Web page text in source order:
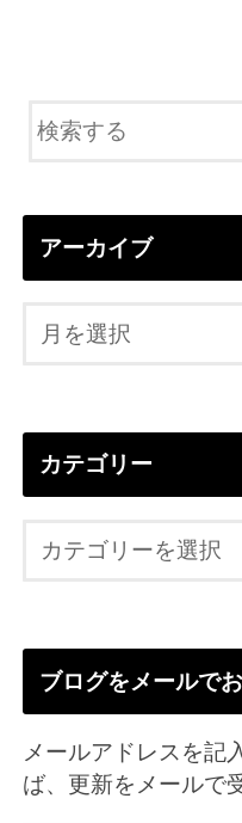
アーカイブ
カテゴリー
ブログをメールで
メールアドレスを記
ば、更新をメールで